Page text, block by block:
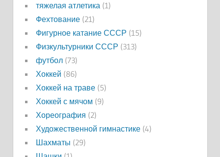
тяжелая атлетика(1)
Фехтование(21)
Фигурное катание СССР (15)
Физкультурники СССР (313)
футбол(73)
Хоккей (86)
Хоккей на траве(5)
Хоккей с мячом (9)
Хореография (2)
Художественной гимнастике(4)
Шахматы (29)